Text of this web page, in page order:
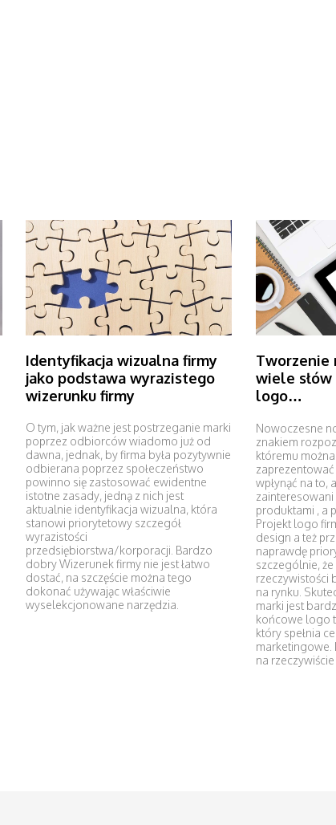
Identyfikacja wizualna firmy
jako podstawa wyrazistego
wizerunku firmy
O tym, jak ważne jest postrzeganie marki
poprzez odbiorców wiadomo już od
dawna, jednak, by firma była pozytywnie
odbierana poprzez społeczeństwo
powinno się zastosować ewidentne
istotne zasady, jedną z nich jest
aktualnie identyfikacja wizualna, która
stanowi priorytetowy szczegół
wyrazistości
przedsiębiorstwa/korporacji. Bardzo
dobry Wizerunek firmy nie jest łatwo
dostać, na szczęście można tego
dokonać używając właściwie
wyselekcjonowane narzędzia.
Tworzenie
wiele słów
logo…
Nowoczesne
znakiem
któremu
wpłynąć na to,
produktami , a
Projekt logo
design a też
naprawdę
szczególnie,
rzeczywistości
na rynku.
marki jest
końcowe logo
który spełnia
marketingowe.
na